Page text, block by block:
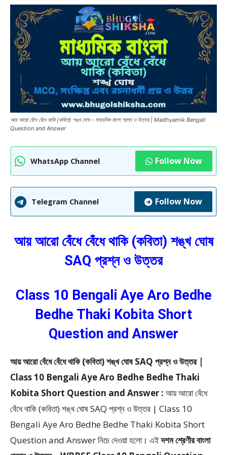
আয় আরো বেঁধে বেঁধে থাকি (কবিতা) শঙ্খ ঘোষ - মাধ্যমিক বাংলা প্রশ্ন ও উত্তর | Madhyamik Bengali
Question and Answer
WhatsApp Channel Follow Now
Telegram Channel Follow Now
আয় আরো বেঁধে বেঁধে থাকি (কবিতা) শঙ্খ ঘোষ
SAQ প্রশ্ন ও উত্তর
Class 10 Bengali Aye Aro Bedhe
Bedhe Thaki Kobita Short
Question and Answer
আয় আরো বেঁধে বেঁধে থাকি (কবিতা) শঙ্খ ঘোষ SAQ প্রশ্ন ও উত্তর |
Class 10 Bengali Aye Aro Bedhe Bedhe Thaki
Kobita Short Question and Answer : আয় আরো বেঁধে
বেঁধে থাকি (কবিতা) শঙ্খ ঘোষ SAQ প্রশ্ন ও উত্তর | Class 10
Bengali Aye Aro Bedhe Bedhe Thaki Kobita Short
Question and Answerনিচে দেওয়া হলো। এইদশম শ্রেণীর বাংলা